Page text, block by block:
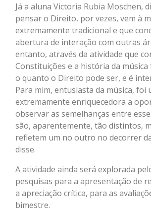
Já a aluna Victoria Rubia Moschen,
pensar o Direito, por vezes, vem à
extremamente tradicional e que
abertura de interação com outras
entanto, através da atividade que
Constituições e a história da
o quanto o Direito pode ser, e é
Para mim, entusiasta da música, foi
extremamente enriquecedora a
observar as semelhanças entre
são, aparentemente, tão distintos,
refletem um no outro no decorrer
disse.
A atividade ainda será explorada
pesquisas para a apresentação de
a apreciação crítica, para as
bimestre.